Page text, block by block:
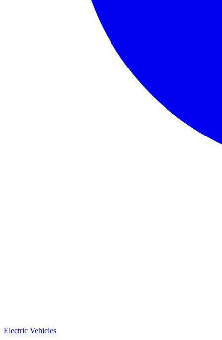
Electric Vehicles​​​​‌ ‍ ​‍​‍‌‍ ‌ ​‍‌‍‍‌‌‍‌ ‌‍‍‌‌‍ ‍​‍​‍​ ‍‍​‍​‍‌ ​ ‌‍​‌‌‍ ‍‌‍‍‌‌ ‌​‌ ‍‌​‍ ‍‌‍‍‌‌‍ ​‍​‍​‍ ​​‍​‍‌‍‍​‌ ​‍‌‍‌‌‌‍‌‍​‍​‍​ ‍‍​‍​‍‌‍‍​‌ ‌​‌ ‌​‌ ​​​ ‍‍​‍ ​‍ ‌‍ ​‌‍ ‌‍​ ‌‍​‌‌‍ ​‌‍‍​‌‍ ‌ ​ ‌ ‌​​ ‍‍​ ​ ​ ​ ​ ​ ​ ​ ​‍ ‌‍‍‌‌‍ ‍‌ ‌​‌‍‌‌‌‍ ‍‌ ‌​​‍ ‌‍‌‌‌‍‌​‌‍‍‌‌ ‌​​‍ ‌‍ ‌‌‍ ‌‍‌​‌‍‌‌​ ‌‌ ​​‌ ​‍‌‍‌‌‌ ​ ‌‍‌‌‌‍ ‍‌ ‌​‌‍​‌‌ ‌​‌‍‍‌‌‍ ‌‍ ‍​ ‍ ‌‍‍‌‌‍‌​​ ‌​ ​‌​ ​‍‌‍‌‌​ ‌‍​ ‌‍​ ‌ ​ ‌ ​ ‌‌​‍ ‌‌‍‌‌​ ​​‌‍​ ‌‍​‍​‍ ‌​ ‌​​ ‍​​ ​‍‌‍​‌​‍ ‌​ ‍​‌‍‌‌​ ​​​ ‍​​‍ ‌​ ‌‌‌‍‌‍​ ‌ ‌‍‌‌‌‍‌​‌‍‌‌‌‍‌​​ ‍​​ ‌​​ ​​​ ​ ​ ​‍​ ‍ ‌ ‌​‌ ‍‌‌ ​​‌‍‌‌​ ‌‌ ‌​‌‍‌‌‌‍​ ‌‍‍​‌‍ ‍‌‍ ‌‍ ​‌‍ ‌‍‌ ‌ ‍‌​ ‍ ‌ ​​‌‍​‌‌ ‌​‌‍‍​​ ‌‌ ‌​‌‍‍‌‌ ‌​‌‍ ​‌‍‌‌​ ‌‍​‍‌‍​‌‌ ​ ‌‍‌‌‌‌‌‌‌ ​‍‌‍ ​​ ‌‌‍‍​‌ ‌​‌ ‌​‌ ​​​‍‌‌​ ​ ‌​​‌​‍‌‌​ ​‍‌​‌‍​‍‌‌​ ​‍‌​‌‍‌‍ ​‌‍ ‌‍​ ‌‍​‌‌‍ ​‌‍‍​‌‍ ‌ ​ ‌ ‌​​‍‌‌​ ​ ‌​​‌​ ​ ​ ​ ​ ​ ​ ​ ​‍‌‍‌‍‍‌‌‍‌​​ ‌​ ​‌​ ​‍‌‍‌‌​ ‌‍​ ‌‍​ ‌ ​ ‌ ​ ‌‌​‍ ‌‌‍‌‌​ ​​‌‍​ ‌‍​‍​‍ ‌​ ‌​​ ‍​​ ​‍‌‍​‌​‍ ‌​ ‍​‌‍‌‌​ ​​​ ‍​​‍ ‌​ ‌‌‌‍‌‍​ ‌ ‌‍‌‌‌‍‌​‌‍‌‌‌‍‌​​ ‍​​ ‌​​ ​​​ ​ ​ ​‍​‍‌‍‌ ‌​‌ ‍‌‌ ​​‌‍‌‌​ ‌‌ ‌​‌‍‌‌‌‍​ ‌‍‍​‌‍ ‍‌‍ ‌‍ ​‌‍ ‌‍‌ ‌ ‍‌​‍‌‍‌ ​​‌‍​‌‌ ‌​‌‍‍​​ ‌‌ ‌​‌‍‍‌‌ ‌​‌‍ ​‌‍‌‌​‍‌‍‌ ​​‌‍‌‌‌ ​‍‌ ​ ‌ ​​‌‍‌‌‌‍​ ‌ ‌​‌‍‍‌‌ ‌‍‌‍‌‌​ ‌‌ ​​‌ ‌‌‌‍​‍‌‍ ​‌‍‍‌‌ ​ ‌‍‍​‌‍‌‌‌‍‌​​‍​‍‌ ‌